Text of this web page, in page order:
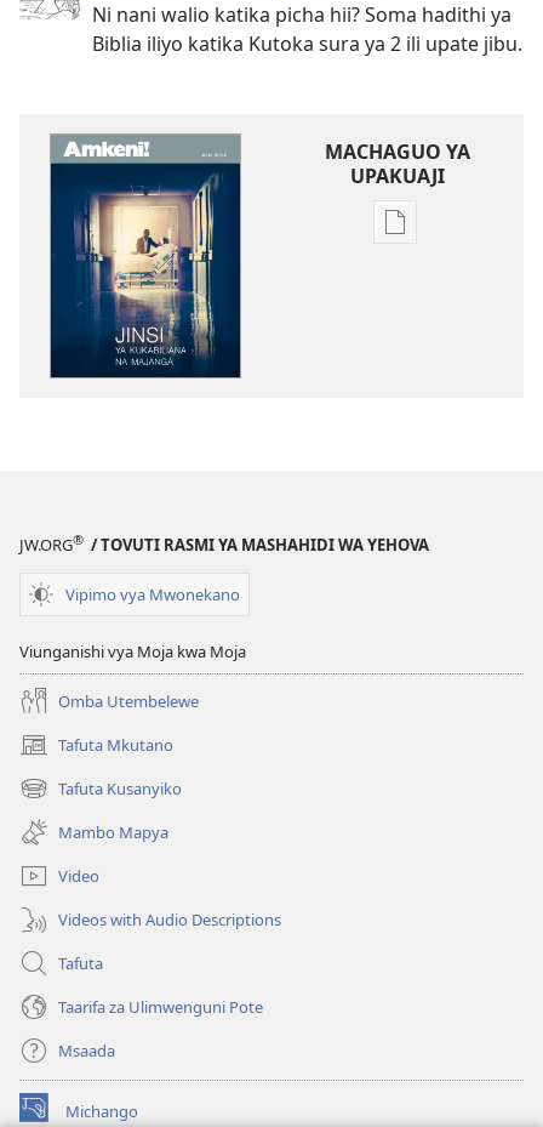
Ni nani walio katika picha hii? Soma hadithi ya
Biblia iliyo katika Kutoka sura ya 2 ili upate jibu.
MACHAGUO YA
UPAKUAJI
Mbinu
Majanga
JW.ORG® / TOVUTI RASMI YA MASHAHIDI WA YEHOVA
Vipimo vya Mwonekano
Viunganishi vya Moja kwa Moja
Omba Utembelewe
Tafuta Mkutano
(opens
new
window)
Tafuta Kusanyiko
(opens
new
window)
Mambo Mapya
Video
Videos with Audio Descriptions
Tafuta
Taarifa za Ulimwenguni Pote
Msaada
Michango
(opens